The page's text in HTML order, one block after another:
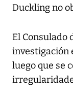
Duckling no
El Consulado
investigación
luego que se